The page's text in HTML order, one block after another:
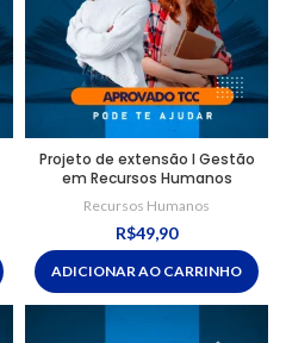
Projeto de extensão I Gestão
em Recursos Humanos
Recursos Humanos
R$49,90
ADICIONAR AO CARRINHO